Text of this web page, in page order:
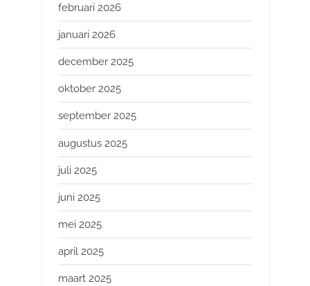
februari 2026
januari 2026
december 2025
oktober 2025
september 2025
augustus 2025
juli 2025
juni 2025
mei 2025
april 2025
maart 2025